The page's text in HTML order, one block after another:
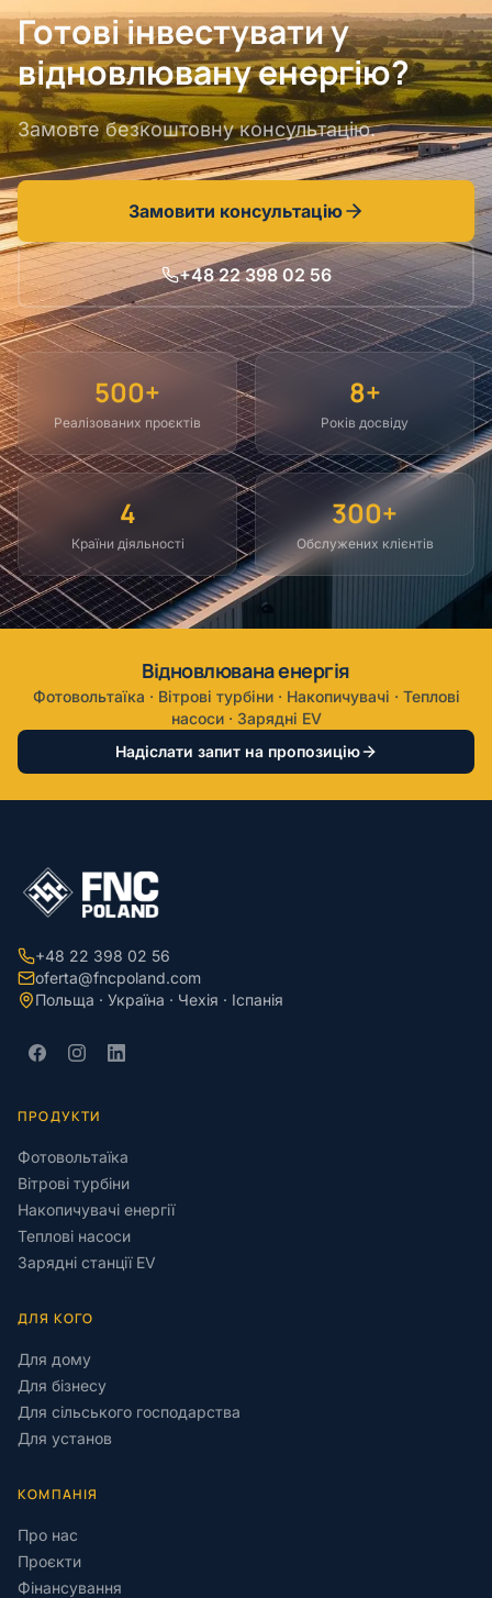
Готові інвестувати у
відновлювану енергію?
Замовте безкоштовну консультацію.
Замовити консультацію
+48 22 398 02 56
500+
Реалізованих проєктів
8+
Років досвіду
4
Країни діяльності
300+
Обслужених клієнтів
Відновлювана енергія
Фотовольтаїка · Вітрові турбіни · Накопичувачі · Теплові
насоси · Зарядні EV
Надіслати запит на пропозицію
+48 22 398 02 56
oferta@fncpoland.com
Польща · Україна · Чехія · Іспанія
ПРОДУКТИ
Фотовольтаїка
Вітрові турбіни
Накопичувачі енергії
Теплові насоси
Зарядні станції EV
ДЛЯ КОГО
Для дому
Для бізнесу
Для сільського господарства
Для установ
КОМПАНІЯ
Про нас
Проєкти
Фінансування